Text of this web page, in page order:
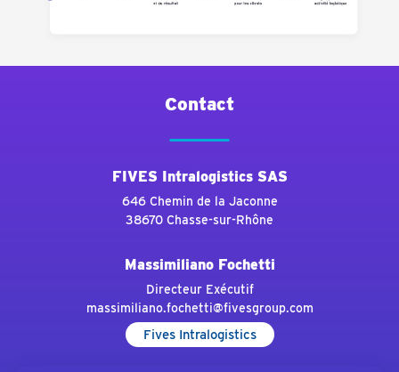
Contact
FIVES Intralogistics SAS
646 Chemin de la Jaconne
38670 Chasse-sur-Rhône
Massimiliano Fochetti
Directeur Exécutif
massimiliano.fochetti@fivesgroup.com
Fives Intralogistics